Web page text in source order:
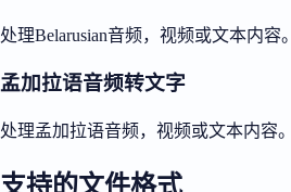
处理Belarusian音频，视频或文本内容。
孟加拉语音频转文字
处理孟加拉语音频，视频或文本内容。
支持的文件格式